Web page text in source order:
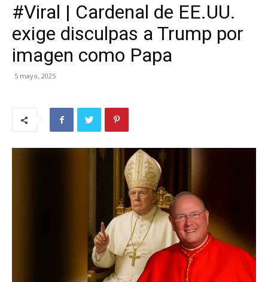
#Viral | Cardenal de EE.UU.
exige disculpas a Trump por
imagen como Papa
5 mayo, 2025